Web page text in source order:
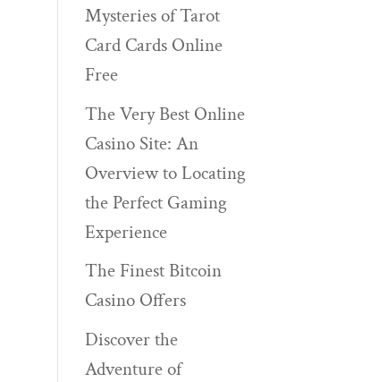
Mysteries of Tarot
Card Cards Online
Free
The Very Best Online
Casino Site: An
Overview to Locating
the Perfect Gaming
Experience
The Finest Bitcoin
Casino Offers
Discover the
Adventure of